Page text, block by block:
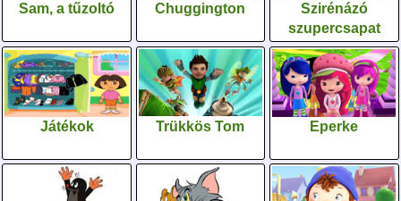
Sam, a tűzoltó Chuggington
Szirénázó
szupercsapat
Játékok Trükkös Tom Eperke